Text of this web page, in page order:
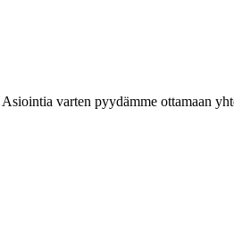
varten pyydämme ottamaan